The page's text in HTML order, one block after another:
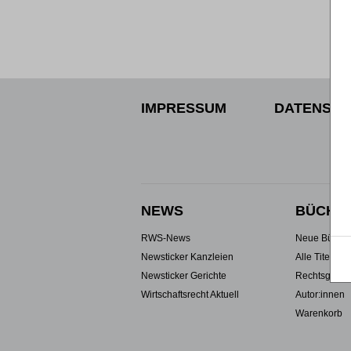
IMPRESSUM
NEWS
RWS-News
Newsticker Kanzleien
Newsticker Gerichte
Wirtschaftsrecht Aktuell
Neue Bücher
Alle Titel
Rechtsgebiete
Autor:innen
Warenkorb